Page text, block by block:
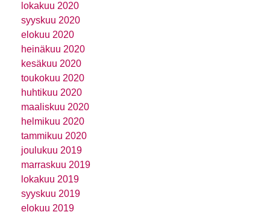
lokakuu 2020
syyskuu 2020
elokuu 2020
heinäkuu 2020
kesäkuu 2020
toukokuu 2020
huhtikuu 2020
maaliskuu 2020
helmikuu 2020
tammikuu 2020
joulukuu 2019
marraskuu 2019
lokakuu 2019
syyskuu 2019
elokuu 2019